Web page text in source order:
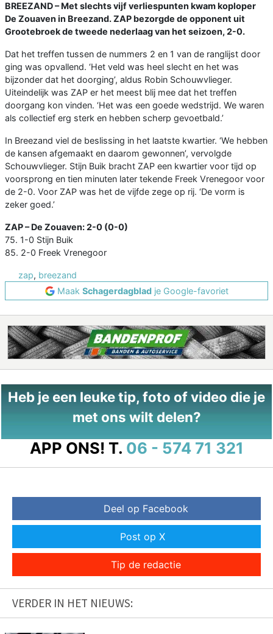
BREEZAND – Met slechts vijf verliespunten kwam koploper
De Zouaven in Breezand. ZAP bezorgde de opponent uit
Grootebroek de tweede nederlaag van het seizoen, 2-0.
Dat het treffen tussen de nummers 2 en 1 van de ranglijst door
ging was opvallend. ‘Het veld was heel slecht en het was
bijzonder dat het doorging’, aldus Robin Schouwvlieger.
Uiteindelijk was ZAP er het meest blij mee dat het treffen
doorgang kon vinden. ‘Het was een goede wedstrijd. We waren
als collectief erg sterk en hebben scherp gevoetbald.’
In Breezand viel de beslissing in het laatste kwartier. ‘We hebben
de kansen afgemaakt en daarom gewonnen’, vervolgde
Schouwvlieger. Stijn Buik bracht ZAP een kwartier voor tijd op
voorsprong en tien minuten later tekende Freek Vrenegoor voor
de 2-0. Voor ZAP was het de vijfde zege op rij. ‘De vorm is
zeker goed.’
ZAP – De Zouaven: 2-0 (0-0)
75. 1-0 Stijn Buik
85. 2-0 Freek Vrenegoor
zap, breezand
Maak Schagerdagbladje Google-favoriet
Heb je een leuke tip, foto of video die je
met ons wilt delen?
APP ONS! T. 06 - 574 71 321
Deel op Facebook
Post op X
Tip de redactie
VERDER IN HET NIEUWS: